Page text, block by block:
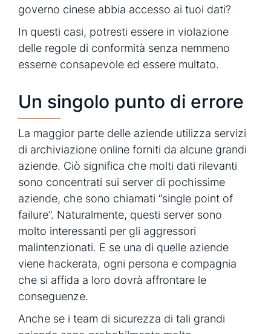
governo cinese abbia accesso ai tuoi dati?
In questi casi, potresti essere in violazione
delle regole di conformità senza nemmeno
esserne consapevole ed essere multato.
Un singolo punto di errore
La maggior parte delle aziende utilizza servizi
di archiviazione online forniti da alcune grandi
aziende. Ciò significa che molti dati rilevanti
sono concentrati sui server di pochissime
aziende, che sono chiamati “single point of
failure”. Naturalmente, questi server sono
molto interessanti per gli aggressori
malintenzionati. E se una di quelle aziende
viene hackerata, ogni persona e compagnia
che si affida a loro dovrà affrontare le
conseguenze.
Anche se i team di sicurezza di tali grandi